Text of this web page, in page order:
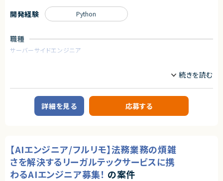
られる環境です。
アダルトコンテンツ有り
・コンテナ、CI/CD、マイクロサービス等のモダンな技術の経験
・インフラからバックエンド、フロントエンドまでの広い実装経験
■下記の言語を複数経験のある方
・Terraform
・MySQL
・Redis
・GCP, AWS
【メンバー構成】
求めるスキル
【必須要件】
【歓迎要件】
・jQuery以外のjsフレームワーク利用経験
・Java, Scala, Go などのコンパイラ型言語の開発経験
業務委託(準委任契約)
契約元
株式会社LASSIC
職種
サーバーサイドエンジニア
教育を軸に人材領域で企業のDXを支援しており、
これまで15万人以上の受講生から約1,000社の企業の DX 推進をサポート
してきた企業様です。
企業のDX推進を実現するために、人材の要件定義から育成ロードマップの
策定、アセスメント・スキル可視化など様々なサービスからその他、AI モデル
てきた実績がございます。
【業務概要】
個社向け企業研修のメイン講師業務またはサポーター業務。講義はメイン
開発経験 Python
詳細を見る 応募する
【AIエンジニア/フルリモ】法務業務の煩雑
さを解決するリーガルテックサービスに携
わるAIエンジニア募集！ の案件